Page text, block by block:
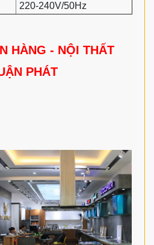
220-240V/50Hz
HÀNG - NỘI THẤT
PHÁT